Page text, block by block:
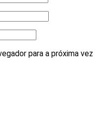
para a próxima vez